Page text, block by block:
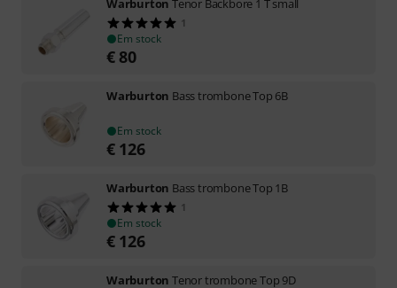
1
Em stock
€ 80
Warburton Bass trombone Top 6B
Em stock
€ 126
Warburton Bass trombone Top 1B
1
Em stock
€ 126
Warburton Tenor trombone Top 9D